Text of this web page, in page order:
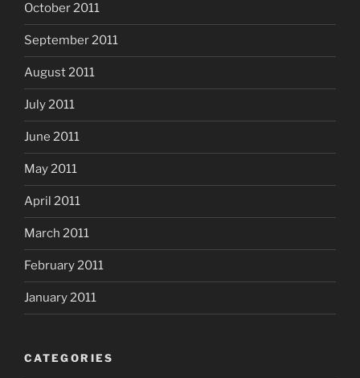
October 2011
September 2011
August 2011
July 2011
June 2011
May 2011
April 2011
March 2011
February 2011
January 2011
CATEGORIES